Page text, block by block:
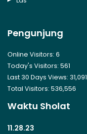
Pengunjung
Online Visitors: 6
Today's Visitors: 561
Last 30 Days Views: 31,091
Total Visitors: 536,556
Waktu Sholat
11.28.24